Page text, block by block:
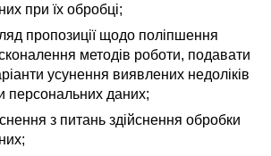
при їх обробці;
пропозиції щодо поліпшення
методів роботи, подавати
усунення виявлених недоліків
персональних даних;
з питань здійснення обробки